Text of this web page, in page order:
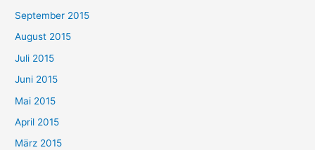
September 2015
August 2015
Juli 2015
Juni 2015
Mai 2015
April 2015
März 2015